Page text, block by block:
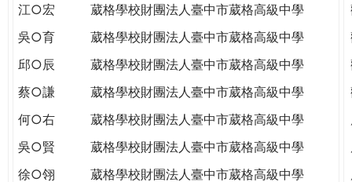
江○宏
葳格學校財團法人臺中市葳格高級中學
吳○育
葳格學校財團法人臺中市葳格高級中學
邱○辰
葳格學校財團法人臺中市葳格高級中學
蔡○謙
葳格學校財團法人臺中市葳格高級中學
何○右
葳格學校財團法人臺中市葳格高級中學
吳○賢
葳格學校財團法人臺中市葳格高級中學
徐○翎
葳格學校財團法人臺中市葳格高級中學